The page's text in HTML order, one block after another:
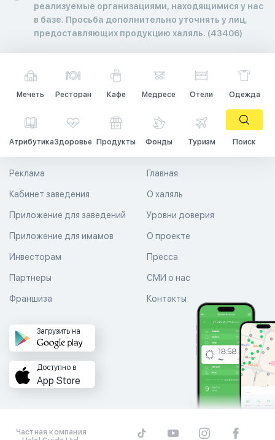
реализуемые организациями, находящимися у нас
в базе. Просьба дополнительно уточнять у лиц,
предоставляющих продукцию халяль. (43406)
Мечеть Ресторан Кафе Медресе Отели Одежда
АтрибутикаЗдоровье Продукты Фонды Туризм Поиск
Главная
О халяль
Уровни доверия
Реклама
Кабинет заведения
Приложение для заведений
Приложение для имамов О проекте
Пресса
СМИ о нас
Контакты
Инвесторам
Партнеры
Франшиза
Загрузить на
Доступно в
App Store
Частная компания